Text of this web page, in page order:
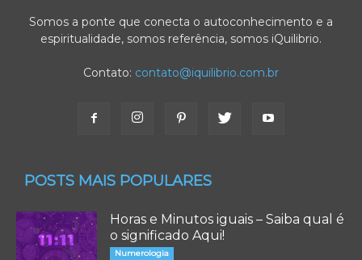
Somos a ponte que conecta o autoconhecimento e a
espiritualidade, somos referência, somos iQuilibrio.
Contato: contato@iquilibrio.com.br
POSTS MAIS POPULARES
Horas e Minutos iguais – Saiba qual é
o significado Aqui!
Numerologia